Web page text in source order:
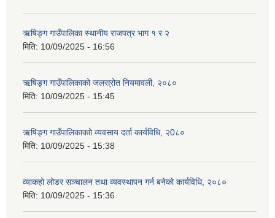
ऋषिङ्ग गाउँपालिका स्थानीय राजपत्र भाग १ र २
मिति: 10/09/2025 - 16:56
ऋषिङ्ग गाउँपालिकाको जलस्रोत नियमावली, २०८०
मिति: 10/09/2025 - 15:45
ऋषिङ्ग गाउँपालिकाकाो व्यवसाय दर्ता कार्यविधि, २0८०
मिति: 10/09/2025 - 15:38
व्याकहो लोडर सञ्चालन तथा व्यवस्थापन गर्न बनेको कार्यविधि, २०८०
मिति: 10/09/2025 - 15:36